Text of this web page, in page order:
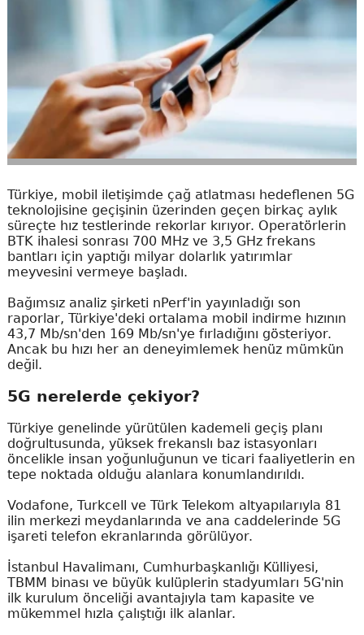
Türkiye, mobil iletişimde çağ atlatması hedeflenen 5G
teknolojisine geçişinin üzerinden geçen birkaç aylık
süreçte hız testlerinde rekorlar kırıyor. Operatörlerin
BTK ihalesi sonrası 700 MHz ve 3,5 GHz frekans
bantları için yaptığı milyar dolarlık yatırımlar
meyvesini vermeye başladı.
Bağımsız analiz şirketi nPerf'in yayınladığı son
raporlar, Türkiye'deki ortalama mobil indirme hızının
43,7 Mb/sn'den 169 Mb/sn'ye fırladığını gösteriyor.
Ancak bu hızı her an deneyimlemek henüz mümkün
değil.
5G nerelerde çekiyor?
Türkiye genelinde yürütülen kademeli geçiş planı
doğrultusunda, yüksek frekanslı baz istasyonları
öncelikle insan yoğunluğunun ve ticari faaliyetlerin en
tepe noktada olduğu alanlara konumlandırıldı.
Vodafone, Turkcell ve Türk Telekom altyapılarıyla 81
ilin merkezi meydanlarında ve ana caddelerinde 5G
işareti telefon ekranlarında görülüyor.
İstanbul Havalimanı, Cumhurbaşkanlığı Külliyesi,
TBMM binası ve büyük kulüplerin stadyumları 5G'nin
ilk kurulum önceliği avantajıyla tam kapasite ve
mükemmel hızla çalıştığı ilk alanlar.